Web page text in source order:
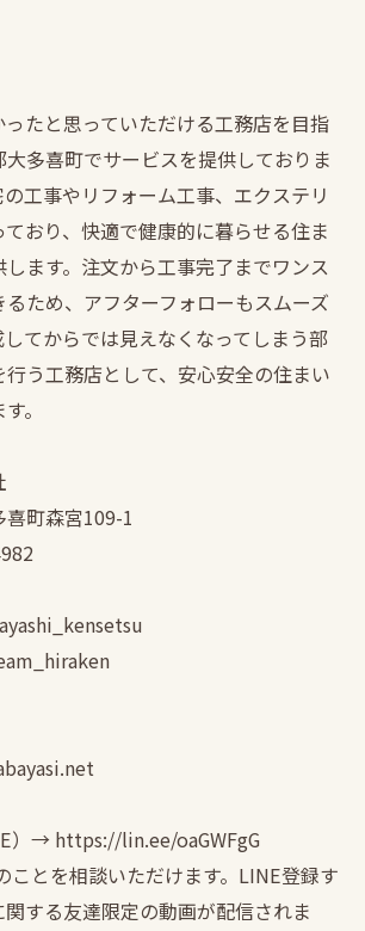
たと思っていただける工務店を目指
大多喜町でサービスを提供しておりま
工事やリフォーム工事、エクステリ
おり、快適で健康的に暮らせる住ま
ます。注文から工事完了までワンス
るため、アフターフォローもスムーズ
てからでは見えなくなってしまう部
う工務店として、安心安全の住まい
。
町森宮109-1
）→ https://lin.ee/oaGWFgG
ことを相談いただけます。LINE登録す
する友達限定の動画が配信されま